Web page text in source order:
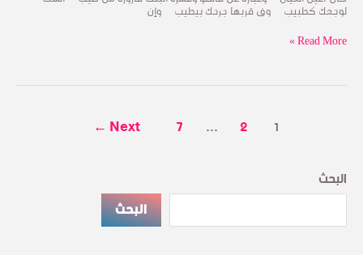
لوجـعك كطبيب وف قربها جرحك بيطيب وإن
Read More »
1
2
…
7
Next
←
البحث
البحث